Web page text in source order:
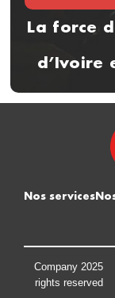
La force
d’Ivoire
Nos services
Company 2025
rights reserved